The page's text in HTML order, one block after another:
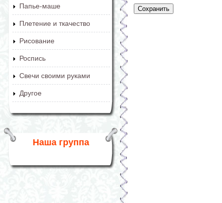
Папье-маше
Плетение и ткачество
Рисование
Роспись
Свечи своими руками
Другое
Наша группа